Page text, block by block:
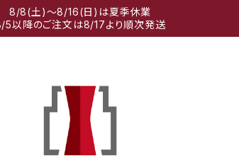
8/8(土)～8/16(日)は夏季休業
5以降のご注文は8/17より順次発送